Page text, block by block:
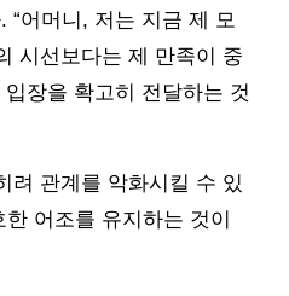
“어머니, 저는 지금 제 모
시선보다는 제 만족이 중
장을 확고히 전달하는 것
려 관계를 악화시킬 수 있
어조를 유지하는 것이